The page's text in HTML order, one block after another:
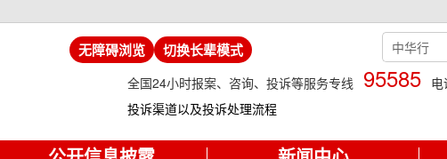
无障碍浏览 切换长辈模式
全国24小时报案、咨询、投诉等服务专线 95585
投诉渠道以及投诉处理流程